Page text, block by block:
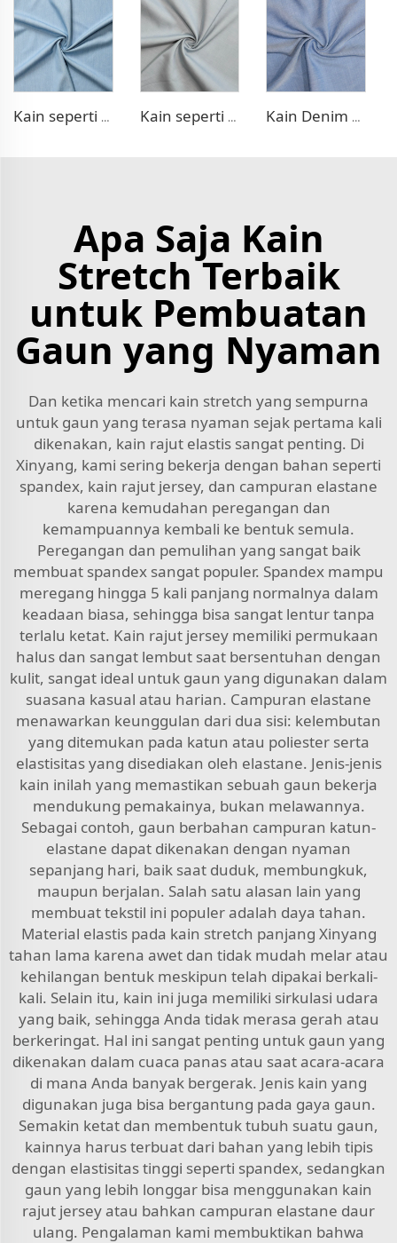
Kain seperti Denim TR Kain seperti Denim TR elastis Kain Denim Poly Lyocell - seperti kain denim
Apa Saja Kain
Stretch Terbaik
untuk Pembuatan
Gaun yang Nyaman
Dan ketika mencari kain stretch yang sempurna
untuk gaun yang terasa nyaman sejak pertama kali
dikenakan, kain rajut elastis sangat penting. Di
Xinyang, kami sering bekerja dengan bahan seperti
spandex, kain rajut jersey, dan campuran elastane
karena kemudahan peregangan dan
kemampuannya kembali ke bentuk semula.
Peregangan dan pemulihan yang sangat baik
membuat spandex sangat populer. Spandex mampu
meregang hingga 5 kali panjang normalnya dalam
keadaan biasa, sehingga bisa sangat lentur tanpa
terlalu ketat. Kain rajut jersey memiliki permukaan
halus dan sangat lembut saat bersentuhan dengan
kulit, sangat ideal untuk gaun yang digunakan dalam
suasana kasual atau harian. Campuran elastane
menawarkan keunggulan dari dua sisi: kelembutan
yang ditemukan pada katun atau poliester serta
elastisitas yang disediakan oleh elastane. Jenis-jenis
kain inilah yang memastikan sebuah gaun bekerja
mendukung pemakainya, bukan melawannya.
Sebagai contoh, gaun berbahan campuran katun-
elastane dapat dikenakan dengan nyaman
sepanjang hari, baik saat duduk, membungkuk,
maupun berjalan. Salah satu alasan lain yang
membuat tekstil ini populer adalah daya tahan.
Material elastis pada kain stretch panjang Xinyang
tahan lama karena awet dan tidak mudah melar atau
kehilangan bentuk meskipun telah dipakai berkali-
kali. Selain itu, kain ini juga memiliki sirkulasi udara
yang baik, sehingga Anda tidak merasa gerah atau
berkeringat. Hal ini sangat penting untuk gaun yang
dikenakan dalam cuaca panas atau saat acara-acara
di mana Anda banyak bergerak. Jenis kain yang
digunakan juga bisa bergantung pada gaya gaun.
Semakin ketat dan membentuk tubuh suatu gaun,
kainnya harus terbuat dari bahan yang lebih tipis
dengan elastisitas tinggi seperti spandex, sedangkan
gaun yang lebih longgar bisa menggunakan kain
rajut jersey atau bahkan campuran elastane daur
ulang. Pengalaman kami membuktikan bahwa